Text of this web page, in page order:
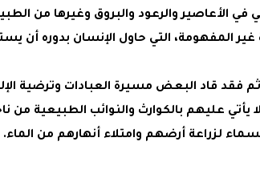
في الأعاصير والرعود والبروق وغيرها من
غير المفهومة، التي حاول الإنسان بدوره أن
فقد قاد البعض مسيرة العبادات وترضية
يأتي عليهم بالكوارث والنوائب الطبيعية من
لزراعة أرضهم وامتلاء أنهارهم من الماء.